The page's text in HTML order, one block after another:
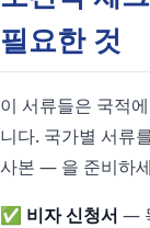
필요한 것
이 서류들은 국적
니다. 국가별 서류
사본 — 을 준비하
✅ 비자 신청서 —